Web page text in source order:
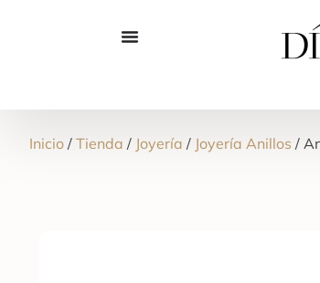
Inicio / Tienda / Joyería / Joyería Anillos /